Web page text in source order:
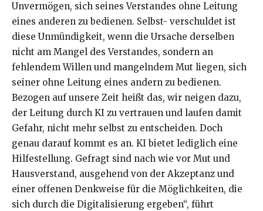
Unvermögen, sich seines Verstandes ohne Leitung
eines anderen zu bedienen. Selbst- verschuldet ist
diese Unmündigkeit, wenn die Ursache derselben
nicht am Mangel des Verstandes, sondern an
fehlendem Willen und mangelndem Mut liegen, sich
seiner ohne Leitung eines andern zu bedienen.
Bezogen auf unsere Zeit heißt das, wir neigen dazu,
der Leitung durch KI zu vertrauen und laufen damit
Gefahr, nicht mehr selbst zu entscheiden. Doch
genau darauf kommt es an. KI bietet lediglich eine
Hilfestellung. Gefragt sind nach wie vor Mut und
Hausverstand, ausgehend von der Akzeptanz und
einer offenen Denkweise für die Möglichkeiten, die
sich durch die Digitalisierung ergeben“, führt